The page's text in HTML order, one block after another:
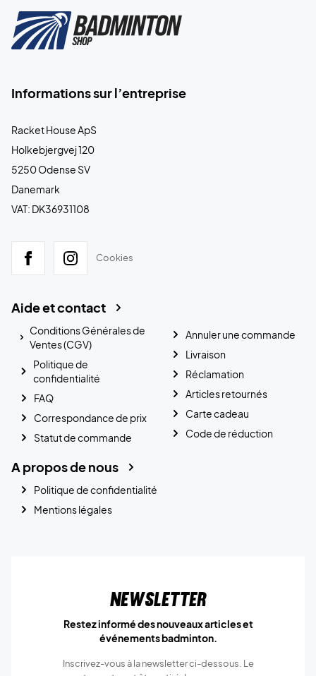
Informations sur l’entreprise
Racket House ApS
Holkebjergvej 120
5250 Odense SV
Danemark
VAT: DK36931108
Cookies
Aide et contact
Conditions Générales de
Ventes (CGV)
Politique de
confidentialité
FAQ
Correspondance de prix
Statut de commande
Annuler une commande
Livraison
Réclamation
Articles retournés
Carte cadeau
Code de réduction
A propos de nous
Politique de confidentialité
Mentions légales
Newsletter
Restez informé des nouveaux articles et
événements badminton.
Inscrivez-vous à la newsletter ci-dessous. Le